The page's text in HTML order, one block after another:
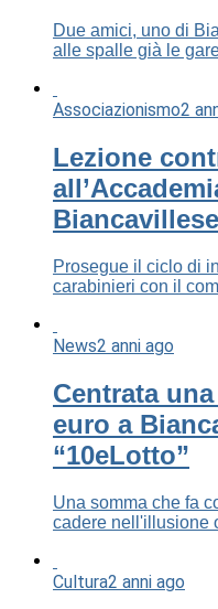
Due amici, uno di
alle spalle già le
Associazionismo2
Lezione
Biancavillese
Prosegue il ciclo di
carabinieri con il
News2 anni ago
Centrata
euro a
“10eLotto”
Una somma che fa
cadere nell'illusione
Cultura2 anni ago